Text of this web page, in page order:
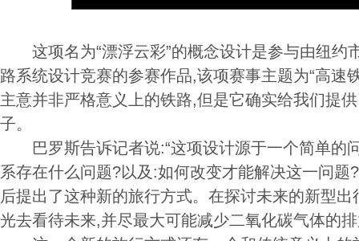
这项名为“漂浮云彩”的概念设计是参与由纽约
路系统设计竞赛的参赛作品,该项赛事主题为“高速
主意并非严格意义上的铁路,但是它确实给我们提
子。
巴罗斯告诉记者说:“这项设计源于一个简单的
系存在什么问题?以及:如何改变才能解决这一问题
后提出了这种新的旅行方式。在探讨未来的新型
光去看待未来,并尽最大可能减少二氧化碳气体的